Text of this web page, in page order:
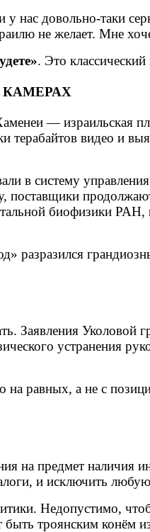
довольно-таки
не желает. Мне
. Это
КАМЕРАХ
— израильская
видео и
в систему
поставщики
биофизики
разразился
Заявления
устранения
равных, а не с
на предмет
и исключить
Недопустимо,
троянским конём